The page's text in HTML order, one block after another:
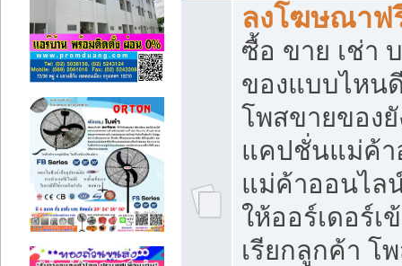
ลงโฆษณาฟ
ซื้อ ขาย เช่า
ของแบบไหน
โพสขายของยั
แคปชั่นแม่ค้
แม่ค้าออนไล
ให้ออร์เดอร์เ
เรียกลูกค้า โ